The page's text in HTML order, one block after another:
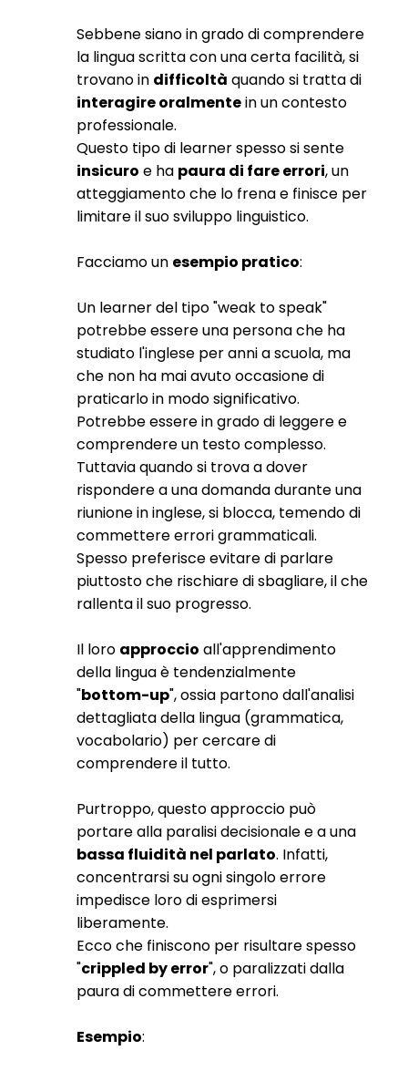
Sebbene siano in grado di comprendere
la lingua scritta con una certa facilità, si
trovano in difficoltà quando si tratta di
interagire oralmentein un contesto
professionale.
Questo tipo di learner spesso si sente
insicuro e ha paura di fare errori, un
atteggiamento che lo frena e finisce per
limitare il suo sviluppo linguistico.
Facciamo un esempio pratico:
Un learner del tipo "weak to speak"
potrebbe essere una persona che ha
studiato l'inglese per anni a scuola, ma
che non ha mai avuto occasione di
praticarlo in modo significativo.
Potrebbe essere in grado di leggere e
comprendere un testo complesso.
Tuttavia quando si trova a dover
rispondere a una domanda durante una
riunione in inglese, si blocca, temendo di
commettere errori grammaticali.
Spesso preferisce evitare di parlare
piuttosto che rischiare di sbagliare, il che
rallenta il suo progresso.
Il loro approccio all'apprendimento
della lingua è tendenzialmente
"bottom-up", ossia partono dall'analisi
dettagliata della lingua (grammatica,
vocabolario) per cercare di
comprendere il tutto.
Purtroppo, questo approccio può
portare alla paralisi decisionale e a una
bassa fluidità nel parlato. Infatti,
concentrarsi su ogni singolo errore
impedisce loro di esprimersi
liberamente.
Ecco che finiscono per risultare spesso
"crippled by error", o paralizzati dalla
paura di commettere errori.
Esempio: